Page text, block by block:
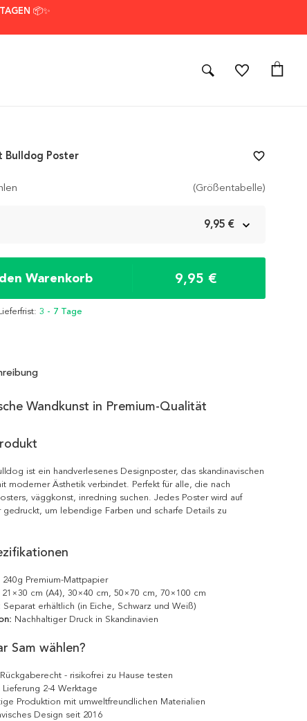
📦✨
(Größentabelle)
9,95 €
Warenkorb 9,95 €
3 - 7 Tage
Bulldog Poster favorite_border
Wandkunst in Premium-Qualität
ist ein handverlesenes Designposter, das skandinavischen
moderner Ästhetik verbindet. Perfekt für alle, die nach
väggkonst, inredning suchen. Jedes Poster wird auf
gedruckt, um lebendige Farben und scharfe Details zu
240g Premium-Mattpapier
21×30 cm (A4), 30×40 cm, 50×70 cm, 70×100 cm
Separat erhältlich (in Eiche, Schwarz und Weiß)
Nachhaltiger Druck in Skandinavien
Sam wählen?
- risikofrei zu Hause testen
Lieferung 2-4 Werktage
Produktion mit umweltfreundlichen Materialien
Design seit 2016